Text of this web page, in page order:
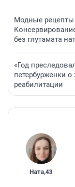
Модные рецепты
без глутамата
«Год
петербурженки
реабилитации
Ната,43